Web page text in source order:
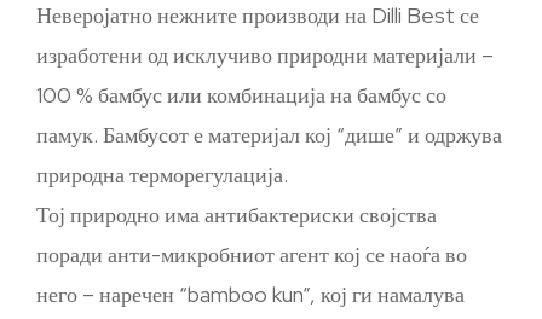
Неверојатно нежните производи на Dilli Best се
изработени од исклучиво природни материјали –
100 % бамбус или комбинација на бамбус со
памук. Бамбусот е материјал кој “дише” и одржува
природна терморегулација.
Тој природно има антибактериски својства
поради анти-микробниот агент кој се наоѓа во
него – наречен “bamboo kun”, кој ги намалува